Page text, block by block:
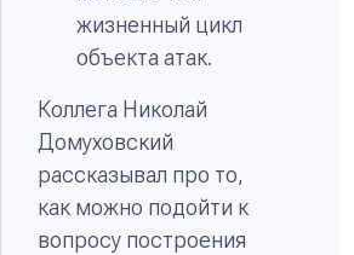
жизненный цикл
объекта атак.
Коллега Николай
Домуховский
рассказывал про то,
как можно подойти к
вопросу построения